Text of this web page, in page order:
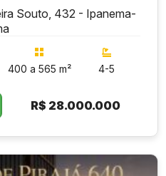
Souto, 432 - Ipanema-
400 a 565 m² 4-5
R$ 28.000.000